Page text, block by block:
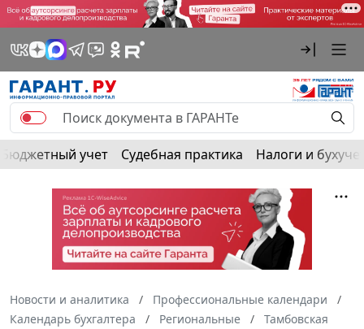
Бюджетный учет Судебная практика Налоги и
Новости и аналитика
Профессиональные календари
Календарь бухгалтера
Региональные
Тамбовская